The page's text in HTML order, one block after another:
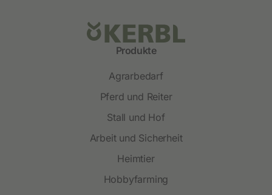
Produkte
Agrarbedarf
Pferd und Reiter
Stall und Hof
Arbeit und Sicherheit
Heimtier
Hobbyfarming